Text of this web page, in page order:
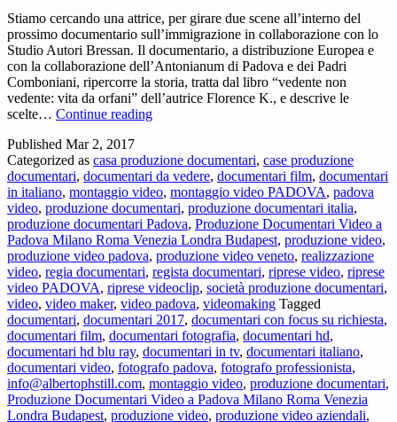
Stiamo cercando una attrice, per girare due scene all’interno del
prossimo documentario sull’immigrazione in collaborazione con lo
Studio Autori Bressan. Il documentario, a distribuzione Europea e
con la collaborazione dell’Antonianum di Padova e dei Padri
Comboniani, ripercorre la storia, tratta dal libro “vedente non
vedente: vita da orfani” dell’autrice Florence K., e descrive le
scelte… Continue readingCasting
per
tre
scene
in
Documentario
Regista
Alberto
Still
Produzione
Video
Padova
Published Mar 2, 2017
Categorized as casa produzione documentari, case produzione
documentari, documentari da vedere, documentari film, documentari
in italiano, montaggio video, montaggio video PADOVA, padova
video, produzione documentari, produzione documentari italia,
produzione documentari Padova, Produzione Documentari Video a
Padova Milano Roma Venezia Londra Budapest, produzione video,
produzione video padova, produzione video veneto, realizzazione
video, regia documentari, regista documentari, riprese video, riprese
video PADOVA, riprese videoclip, società produzione documentari,
video, video maker, video padova, videomaking Tagged
documentari, documentari 2017, documentari con focus su richiesta,
documentari film, documentari fotografia, documentari hd,
documentari hd blu ray, documentari in tv, documentari italiano,
documentari video, fotografo padova, fotografo professionista,
info@albertophstill.com, montaggio video, produzione documentari,
Produzione Documentari Video a Padova Milano Roma Venezia
Londra Budapest, produzione video, produzione video aziendali,